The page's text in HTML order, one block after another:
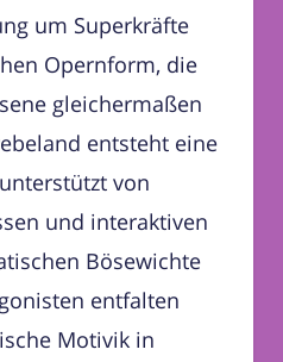
um Superkräfte
Opernform, die
gleichermaßen
entsteht eine
von
und interaktiven
Bösewichte
entfalten
Motivik in